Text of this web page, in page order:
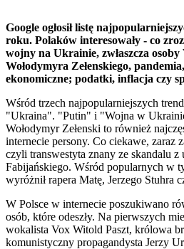
Google ogłosił listę
roku. Polaków interesowały - co
wojny na Ukrainie, zwłaszcza
Wołodymyra Zełenskiego,
ekonomiczne; podatki, inflacja czy
Wśród trzech najpopularniejszych
"Ukraina". "Putin" i "Wojna w
Wołodymyr Zełenski to również
internecie persony. Co ciekawe, zaraz
czyli transwestyta znany ze skandalu z
Fabijańskiego. Wśród popularnych w
wyróżnił rapera Matę, Jerzego Stuhra
W Polsce w internecie poszukiwano
osób, które odeszły. Na pierwszych
wokalista Vox Witold Paszt, królowa
komunistyczny propagandysta Jerzy